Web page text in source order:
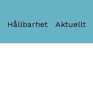
Hållbarhet Aktuellt